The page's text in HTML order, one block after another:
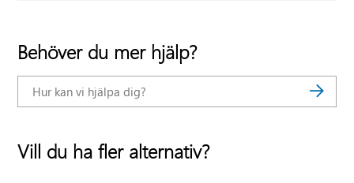
Behöver du mer hjälp?
Vill du ha fler alternativ?